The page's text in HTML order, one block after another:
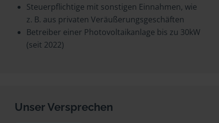
Steuerpflichtige mit sonstigen Einnahmen, wie
z. B. aus privaten Veräußerungsgeschäften
Betreiber einer Photovoltaikanlage bis zu 30kW
(seit 2022)
Unser Versprechen